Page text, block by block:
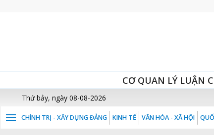
CƠ QUAN LÝ LUẬN
Thứ bảy, ngày 08-08-2026
CHÍNH TRỊ - XÂY DỰNG ĐẢNG KINH TẾ VĂN HÓA - XÃ HỘI